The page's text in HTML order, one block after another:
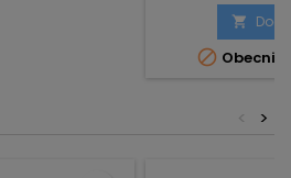


>
<